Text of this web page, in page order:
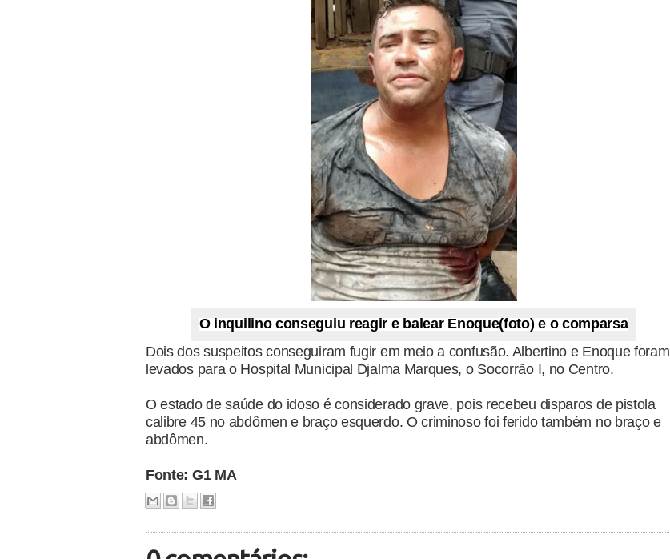
O inquilino conseguiu reagir e balear Enoque(foto) e o comparsa
Dois dos suspeitos conseguiram fugir em meio a confusão. Albertino e Enoque foram
levados para o Hospital Municipal Djalma Marques, o Socorrão I, no Centro.
O estado de saúde do idoso é considerado grave, pois recebeu disparos de pistola
calibre 45 no abdômen e braço esquerdo. O criminoso foi ferido também no braço e
abdômen.
Fonte: G1 MA